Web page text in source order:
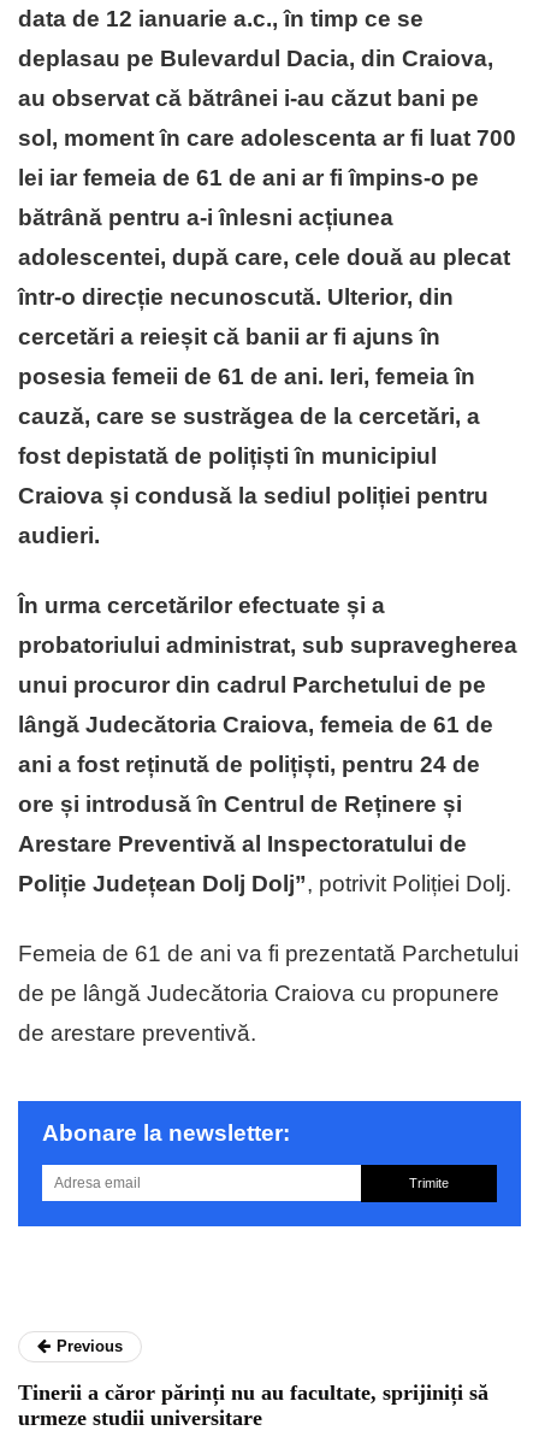
data de 12 ianuarie a.c., în timp ce se
deplasau pe Bulevardul Dacia, din Craiova,
au observat că bătrânei i-au căzut bani pe
sol, moment în care adolescenta ar fi luat 700
lei iar femeia de 61 de ani ar fi împins-o pe
bătrână pentru a-i înlesni acțiunea
adolescentei, după care, cele două au plecat
într-o direcție necunoscută. Ulterior, din
cercetări a reieșit că banii ar fi ajuns în
posesia femeii de 61 de ani. Ieri, femeia în
cauză, care se sustrăgea de la cercetări, a
fost depistată de polițiști în municipiul
Craiova și condusă la sediul poliției pentru
audieri.
În urma cercetărilor efectuate și a
probatoriului administrat, sub supravegherea
unui procuror din cadrul Parchetului de pe
lângă Judecătoria Craiova, femeia de 61 de
ani a fost reținută de polițiști, pentru 24 de
ore și introdusă în Centrul de Reținere și
Arestare Preventivă al Inspectoratului de
Poliție Județean Dolj Dolj”, potrivit Poliției Dolj.
Femeia de 61 de ani va fi prezentată Parchetului
de pe lângă Judecătoria Craiova cu propunere
de arestare preventivă.
Abonare la newsletter:
Trimite
Previous
Tinerii a căror părinți nu au facultate, sprijiniți să
urmeze studii universitare